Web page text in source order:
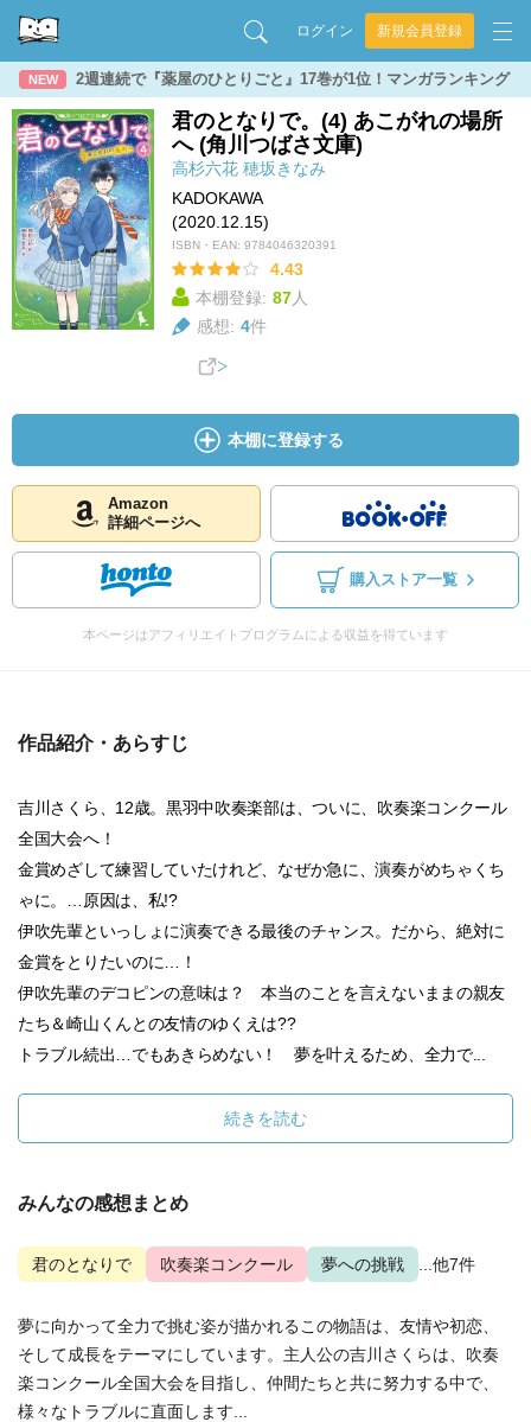
ログイン 新規会員登録
NEW 2週連続で『薬屋のひとりごと』17巻が1位！マンガランキング
君のとなりで。(4) あこがれの場所
へ (角川つばさ文庫)
高杉六花 穂坂きなみ
KADOKAWA
(2020.12.15)
ISBN・EAN: 9784046320391
4.43
本棚登録: 87人
感想: 4件
本棚に登録する
Amazon
詳細ページへ
購入ストア一覧
本ページはアフィリエイトプログラムによる収益を得ています
作品紹介・あらすじ
吉川さくら、12歳。黒羽中吹奏楽部は、ついに、吹奏楽コンクール
全国大会へ！
金賞めざして練習していたけれど、なぜか急に、演奏がめちゃくち
ゃに。…原因は、私!?
伊吹先輩といっしょに演奏できる最後のチャンス。だから、絶対に
金賞をとりたいのに…！
伊吹先輩のデコピンの意味は？ 本当のことを言えないままの親友
たち＆崎山くんとの友情のゆくえは??
トラブル続出…でもあきらめない！ 夢を叶えるため、全力で...
続きを読む
みんなの感想まとめ
君のとなりで 吹奏楽コンクール 夢への挑戦 ...他7件
夢に向かって全力で挑む姿が描かれるこの物語は、友情や初恋、
そして成長をテーマにしています。主人公の吉川さくらは、吹奏
楽コンクール全国大会を目指し、仲間たちと共に努力する中で、
様々なトラブルに直面します...